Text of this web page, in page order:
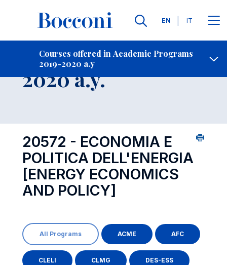
Languages
EN IT
Courses offered in Academic Programs
2019-2020 a.y
Contact Us
Course 2019-
2020 a.y.
20572 - ECONOMIA E
POLITICA DELL'ENERGIA
[ENERGY ECONOMICS
AND POLICY]
All Programs ACME AFC
CLELI CLMG DES-ESS